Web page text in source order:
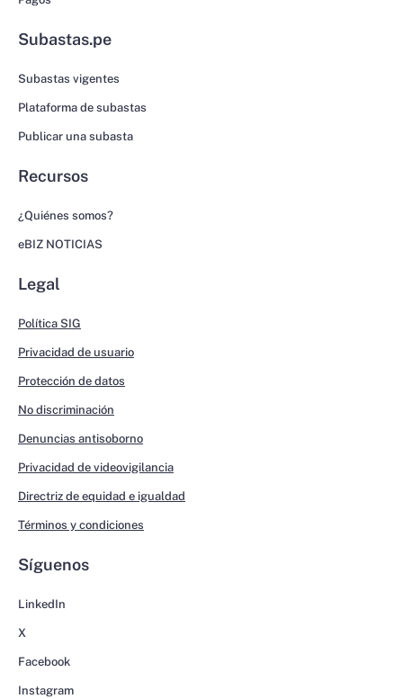
Subastas.pe
Subastas vigentes
Plataforma de subastas
Publicar una subasta
Recursos
¿Quiénes somos?
eBIZ NOTICIAS
Legal
Política SIG
Privacidad de usuario
Protección de datos
No discriminación
Denuncias antisoborno
Privacidad de videovigilancia
Directriz de equidad e igualdad
Términos y condiciones
Síguenos
LinkedIn
X
Facebook
Instagram